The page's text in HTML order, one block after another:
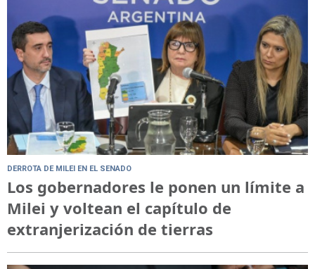
DERROTA DE MILEI EN EL SENADO
Los gobernadores le ponen un límite a
Milei y voltean el capítulo de
extranjerización de tierras